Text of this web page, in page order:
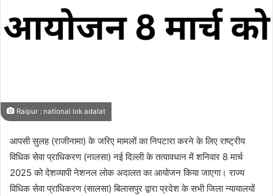
Raipur : national lok adalat
आपसी सुलह (राजीनामा) के जरिए मामलों का निपटारा करने के लिए राष्ट्रीय
विधिक सेवा प्राधिकरण (नालसा) नई दिल्ली के तत्वावधान में शनिवार 8 मार्च
2025 को देशव्यापी नेशनल लोक अदालत का आयोजन किया जाएगा। राज्य
विधिक सेवा प्राधिकरण (सालसा) बिलासपुर द्वारा प्रदेश के सभी जिला न्यायालयों